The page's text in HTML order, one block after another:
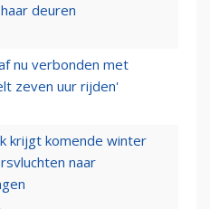
deuren
nu verbonden met
zeven uur rijden'
krijgt komende winter
naar